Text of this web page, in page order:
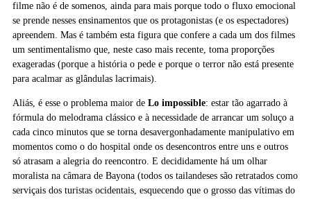
filme não é de somenos, ainda para mais porque todo o fluxo emocional
se prende nesses ensinamentos que os protagonistas (e os espectadores)
apreendem. Mas é também esta figura que confere a cada um dos filmes
um sentimentalismo que, neste caso mais recente, toma proporções
exageradas (porque a história o pede e porque o terror não está presente
para acalmar as glândulas lacrimais).
Aliás, é esse o problema maior de Lo impossible: estar tão agarrado à
fórmula do melodrama clássico e à necessidade de arrancar um soluço a
cada cinco minutos que se torna desavergonhadamente manipulativo em
momentos como o do hospital onde os desencontros entre uns e outros
só atrasam a alegria do reencontro. E decididamente há um olhar
moralista na câmara de Bayona (todos os tailandeses são retratados como
serviçais dos turistas ocidentais, esquecendo que o grosso das vítimas do